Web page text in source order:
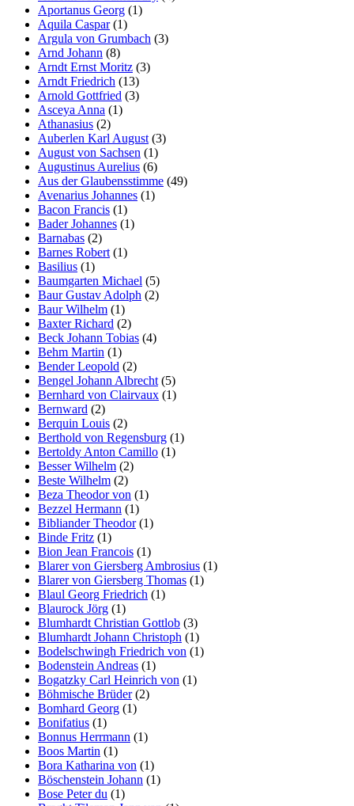
Aportanus Georg (1)
Aquila Caspar(1)
Argula von Grumbach (3)
Arnd Johann (8)
Arndt Ernst Moritz (3)
Arndt Friedrich (13)
Arnold Gottfried (3)
Asceya Anna (1)
Athanasius (2)
Auberlen Karl August (3)
August von Sachsen (1)
Augustinus Aurelius (6)
Aus der Glaubensstimme (49)
Avenarius Johannes (1)
Bacon Francis (1)
Bader Johannes (1)
Barnabas (2)
Barnes Robert (1)
Basilius (1)
Baumgarten Michael (5)
Baur Gustav Adolph (2)
Baur Wilhelm (1)
Baxter Richard (2)
Beck Johann Tobias (4)
Behm Martin (1)
Bender Leopold (2)
Bengel Johann Albrecht (5)
Bernhard von Clairvaux (1)
Bernward (2)
Berquin Louis (2)
Berthold von Regensburg (1)
Bertoldy Anton Camillo (1)
Besser Wilhelm (2)
Beste Wilhelm (2)
Beza Theodor von (1)
Bezzel Hermann (1)
Bibliander Theodor(1)
Binde Fritz (1)
Bion Jean Francois (1)
Blarer von Giersberg Ambrosius (1)
Blarer von Giersberg Thomas (1)
Blaul Georg Friedrich (1)
Blaurock Jörg (1)
Blumhardt Christian Gottlob (3)
Blumhardt Johann Christoph (1)
Bodelschwingh Friedrich von (1)
Bodenstein Andreas (1)
Bogatzky Carl Heinrich von (1)
Böhmische Brüder(2)
Bomhard Georg (1)
Bonifatius (1)
Bonnus Herrmann (1)
Boos Martin (1)
Bora Katharina von (1)
Böschenstein Johann (1)
Bose Peter du (1)